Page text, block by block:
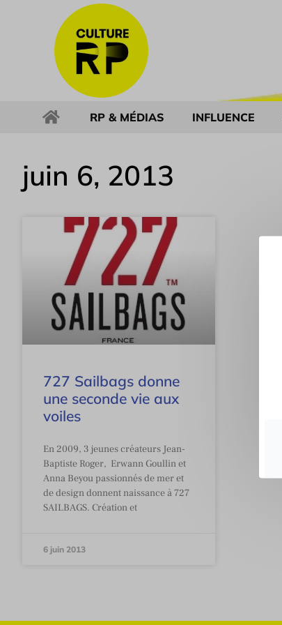
RP & MÉDIAS INFLUENCE
juin 6, 2013
727 Sailbags donne
une seconde vie aux
voiles
En 2009, 3 jeunes créateurs Jean-
Baptiste Roger, Erwann Goullin et
Anna Beyou passionnés de mer et
de design donnent naissance à 727
SAILBAGS. Création et
6 juin 2013